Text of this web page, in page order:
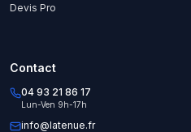
Devis Pro
Contact
04 93 21 86 17
Lun-Ven 9h-17h
info@latenue.fr